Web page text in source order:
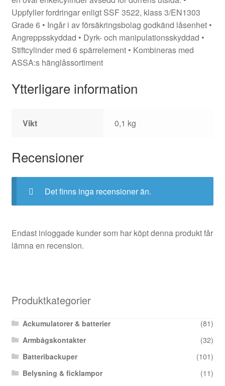
Uppfyller fordringar enligt SSF 3522, klass 3/EN1303
Grade 6 • Ingår i av försäkringsbolag godkänd låsenhet •
Angreppsskyddad • Dyrk- och manipulationsskyddad •
Stiftcylinder med 6 spärrelement • Kombineras med
ASSA:s hänglåssortiment
Ytterligare information
Vikt 0,1 kg
Recensioner
Det finns inga recensioner än.
Endast inloggade kunder som har köpt denna produkt får
lämna en recension.
Produktkategorier
Ackumulatorer & batterier
(81)
Armbågskontakter
(32)
Batteribackuper
(101)
Belysning & ficklampor
(11)